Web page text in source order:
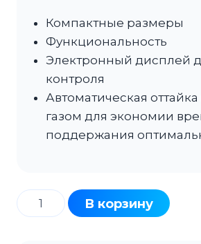
Компактные размеры
Функциональность
Электронный дисплей
контроля
Автоматическая
газом для экономии
поддержания
Количество
товара
В корзину